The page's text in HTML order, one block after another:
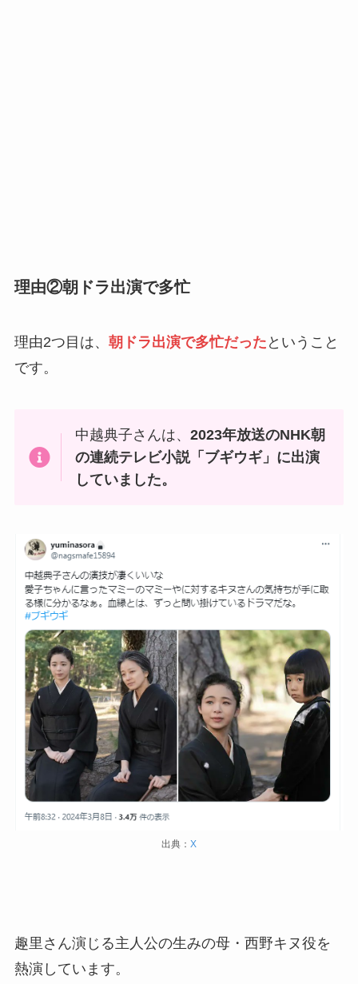
理由②朝ドラ出演で多忙
理由2つ目は、 朝ドラ出演で多忙だった ということ
です。
中越典子さんは、2023年放送のNHK朝
の連続テレビ小説「ブギウギ」に出演
していました。
出典： X
趣里さん演じる主人公の生みの母・西野キヌ役を
熱演しています。